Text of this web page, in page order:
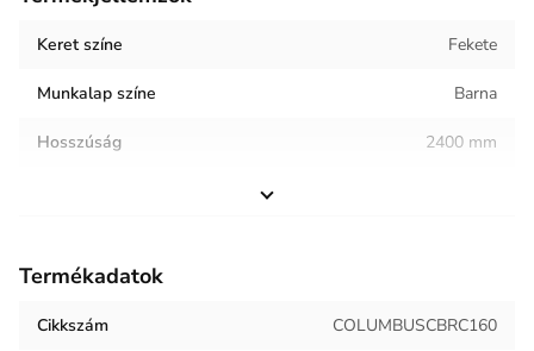
Keret színe Fekete
Munkalap színe Barna
Hosszúság 2400 mm
Helyiség / terhelés
Termék súlya 118.7 kg
Termékadatok
Cikkszám COLUMBUSCBRC160